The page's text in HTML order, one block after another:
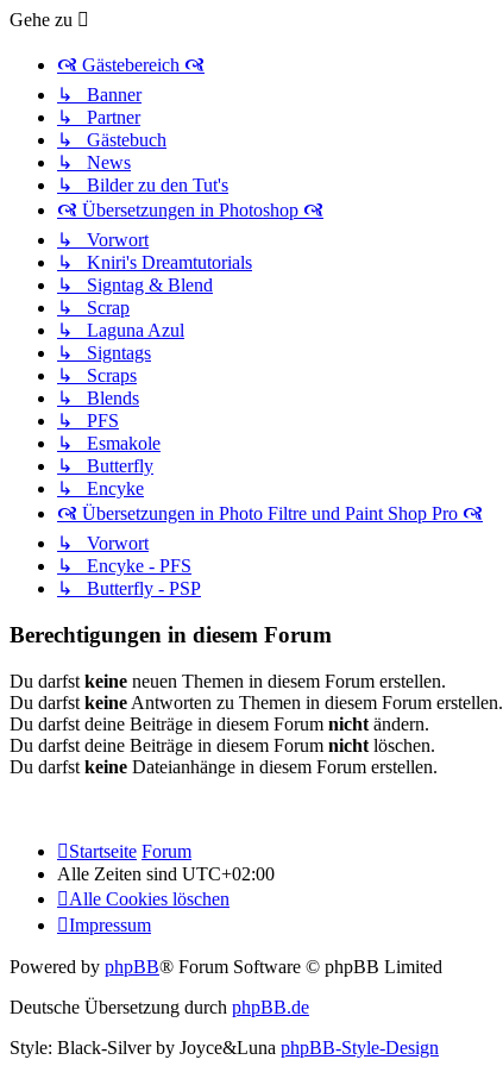
Gehe zu
🙧 Gästebereich 🙧
↳ Banner
↳ Partner
↳ Gästebuch
↳ News
↳ Bilder zu den Tut's
🙧 Übersetzungen in Photoshop 🙧
↳ Vorwort
↳ Kniri's Dreamtutorials
↳ Signtag & Blend
↳ Scrap
↳ Laguna Azul
↳ Signtags
↳ Scraps
↳ Blends
↳ PFS
↳ Esmakole
↳ Butterfly
↳ Encyke
🙧 Übersetzungen in Photo Filtre und Paint Shop Pro 🙧
↳ Vorwort
↳ Encyke - PFS
↳ Butterfly - PSP
Berechtigungen in diesem Forum
Du darfst keine neuen Themen in diesem Forum erstellen.
Du darfst keine Antworten zu Themen in diesem Forum erstellen.
Du darfst deine Beiträge in diesem Forum nicht ändern.
Du darfst deine Beiträge in diesem Forum nicht löschen.
Du darfst keine Dateianhänge in diesem Forum erstellen.
Startseite Forum
Alle Zeiten sind UTC+02:00
Alle Cookies löschen
Impressum
Powered by phpBB® Forum Software © phpBB Limited
Deutsche Übersetzung durch phpBB.de
Style: Black-Silver by Joyce&Luna phpBB-Style-Design